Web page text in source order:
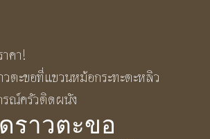
คา!
ราวตะขอ